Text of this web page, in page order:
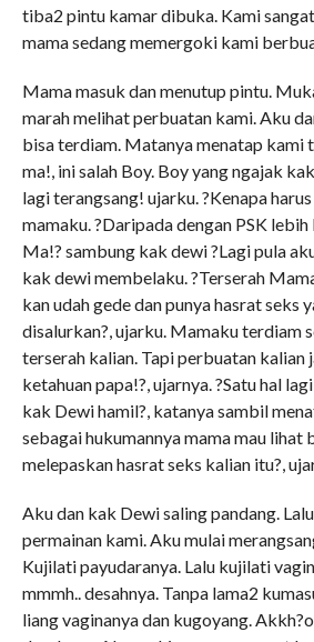
tiba2 pintu kamar dibuka. Kami
mama sedang memergoki kami
Mama masuk dan menutup pintu.
marah melihat perbuatan kami. Aku
bisa terdiam. Matanya menatap kami
ma!, ini salah Boy. Boy yang ngajak
lagi terangsang! ujarku. ?Kenapa
mamaku. ?Daripada dengan PSK
Ma!? sambung kak dewi ?Lagi pula
kak dewi membelaku. ?Terserah
kan udah gede dan punya hasrat seks
disalurkan?, ujarku. Mamaku terdiam
terserah kalian. Tapi perbuatan kalian
ketahuan papa!?, ujarnya. ?Satu hal
kak Dewi hamil?, katanya sambil
sebagai hukumannya mama mau lihat
melepaskan hasrat seks kalian itu?,
Aku dan kak Dewi saling pandang.
permainan kami. Aku mulai
Kujilati payudaranya. Lalu kujilati
mmmh.. desahnya. Tanpa lama2
liang vaginanya dan kugoyang.